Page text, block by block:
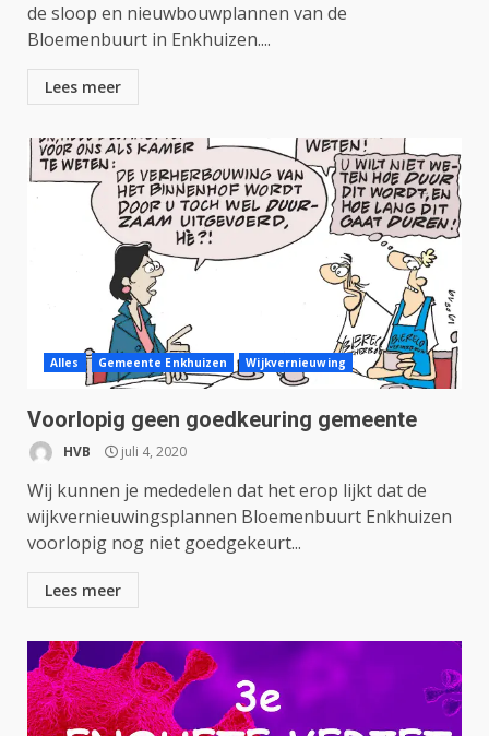
de sloop en nieuwbouwplannen van de
Bloemenbuurt in Enkhuizen....
Lees meer
Alles Gemeente Enkhuizen Wijkvernieuwing
Voorlopig geen goedkeuring gemeente
HVB juli 4, 2020
Wij kunnen je mededelen dat het erop lijkt dat de
wijkvernieuwingsplannen Bloemenbuurt Enkhuizen
voorlopig nog niet goedgekeurt...
Lees meer